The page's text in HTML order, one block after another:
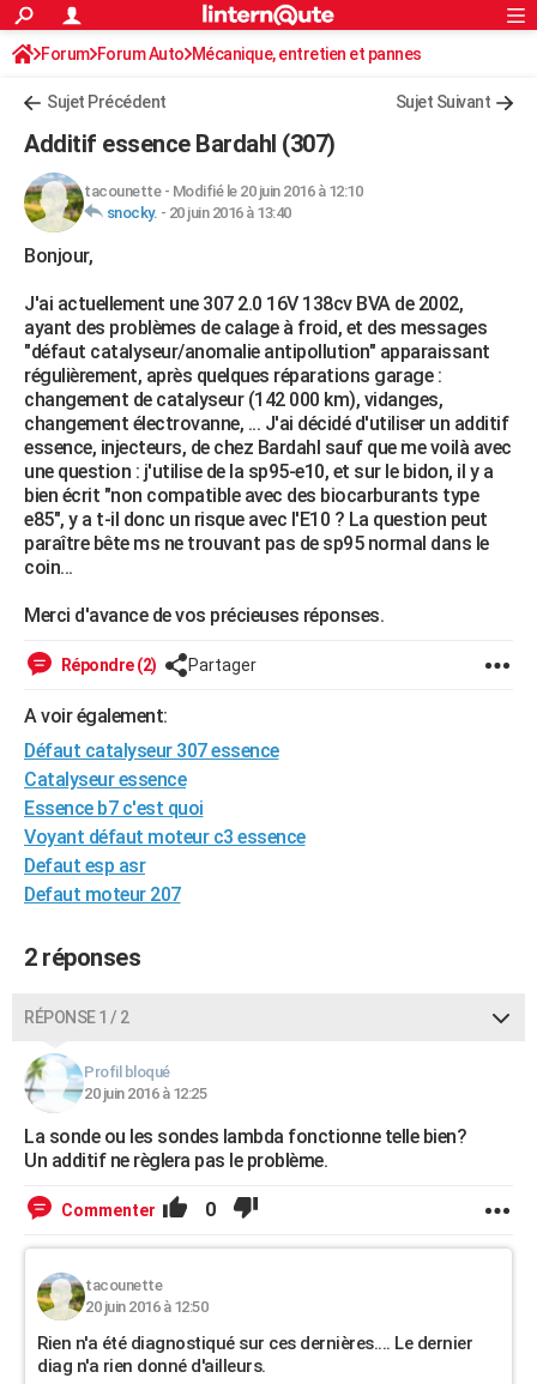
ACTUALITÉS
Politique
Société
Faits Divers
Education
Monde
Villes
+
FINANCE
Retraite
Impôts
Epargne
Immobilier
Risques naturels par ville
Banque
Assurance
Crédit
AUTO
Essais
Réserver un essai
Citadines
Berlines
SUV
Forum auto
+HIGH-TECH
Mobiles
Meilleur smartphone
Internet
Ordinateurs
Jeux vidéo
Guide high-tech
+BRICOLAGE
Forum
Aménagement intérieur
Extérieur
Cuisine
Salle de bains
Jardinage
Rangement
WEEK-END
Guides de France
Escapades
Patrimoine
Expositions
Musées
Week-end nature
LIFESTYLE
Art de vivre
Modes de vie
SANTE
Alimentation
Guide de la santé
Maladies
Médicaments
Sommeil
VOYAGE
Destinations
City break
Voyage nature
Voyage de noces
Forum
Climat
+PHOTO
GUIDES D'ACHAT
BONS PLANS
CARTE DE VOEUX
Carte de Noël
Carte Bonne année
Carte Saint-Valentin
Carte Pâques
Carte d'anniversaire
DICTIONNAIRE
Dictionnaire
Biographies
Citations
Expressions
Proverbes
PROGRAMME TV
COPAINS D'AVANT
S'inscrire
Se connecter
Lycées
Collèges
Primaires
Universités
Entreprises
Service militaire
Avis de recherche
AVIS DE DÉCÈS
FORUM
Rechercher
S'inscrire
Connexion
Forum Forum Auto Mécanique, entretien et pannes
Sujet Précédent Sujet Suivant
Additif essence Bardahl (307)
tacounette- Modifié le 20 juin 2016 à 12:10
snocky. - 20 juin 2016 à 13:40
Bonjour,
J'ai actuellement une 307 2.0 16V 138cv BVA de 2002,
ayant des problèmes de calage à froid, et des messages
"défaut catalyseur/anomalie antipollution" apparaissant
régulièrement, après quelques réparations garage :
changement de catalyseur (142 000 km), vidanges,
changement électrovanne, ... J'ai décidé d'utiliser un additif
essence, injecteurs, de chez Bardahl sauf que me voilà avec
une question : j'utilise de la sp95-e10, et sur le bidon, il y a
bien écrit "non compatible avec des biocarburants type
e85", y a t-il donc un risque avec l'E10 ? La question peut
paraître bête ms ne trouvant pas de sp95 normal dans le
coin...
Merci d'avance de vos précieuses réponses.
Répondre (2) Partager
A voir également:
Défaut catalyseur 307 essence
Catalyseur essence
Essence b7 c'est quoi
Voyant défaut moteur c3 essence
Defaut esp asr
Defaut moteur 207
2 réponses
RÉPONSE 1 / 2
Profil bloqué
20 juin 2016 à 12:25
La sonde ou les sondes lambda fonctionne telle bien?
Un additif ne règlera pas le problème.
Commenter 0
tacounette
20 juin 2016 à 12:50
Rien n'a été diagnostiqué sur ces dernières.... Le dernier
diag n'a rien donné d'ailleurs.